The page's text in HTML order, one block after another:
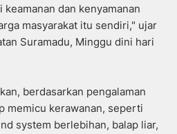
keamanan dan kenyamanan
masyarakat itu sendiri," ujar
Suramadu, Minggu dini hari
berdasarkan pengalaman
memicu kerawanan, seperti
system berlebihan, balap liar,